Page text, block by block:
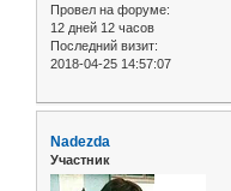
Провел на форуме:
12 дней 12 часов
Последний визит:
2018-04-25 14:57:07
Nadezda
Участник